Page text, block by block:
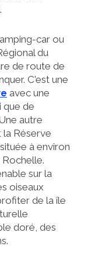
car ou
du
de route de
C'est une
avec une
que de
autre
Réserve
à environ
sur la
oiseaux
de la île
doré, des